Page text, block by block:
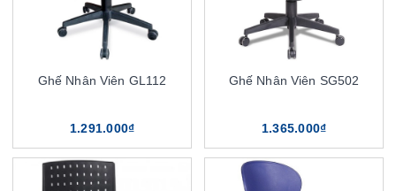
Ghế Nhân Viên GL112
1.291.000₫
Ghế Nhân Viên SG502
1.365.000₫